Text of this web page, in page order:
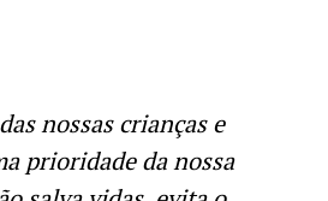
nossas crianças e
prioridade da nossa